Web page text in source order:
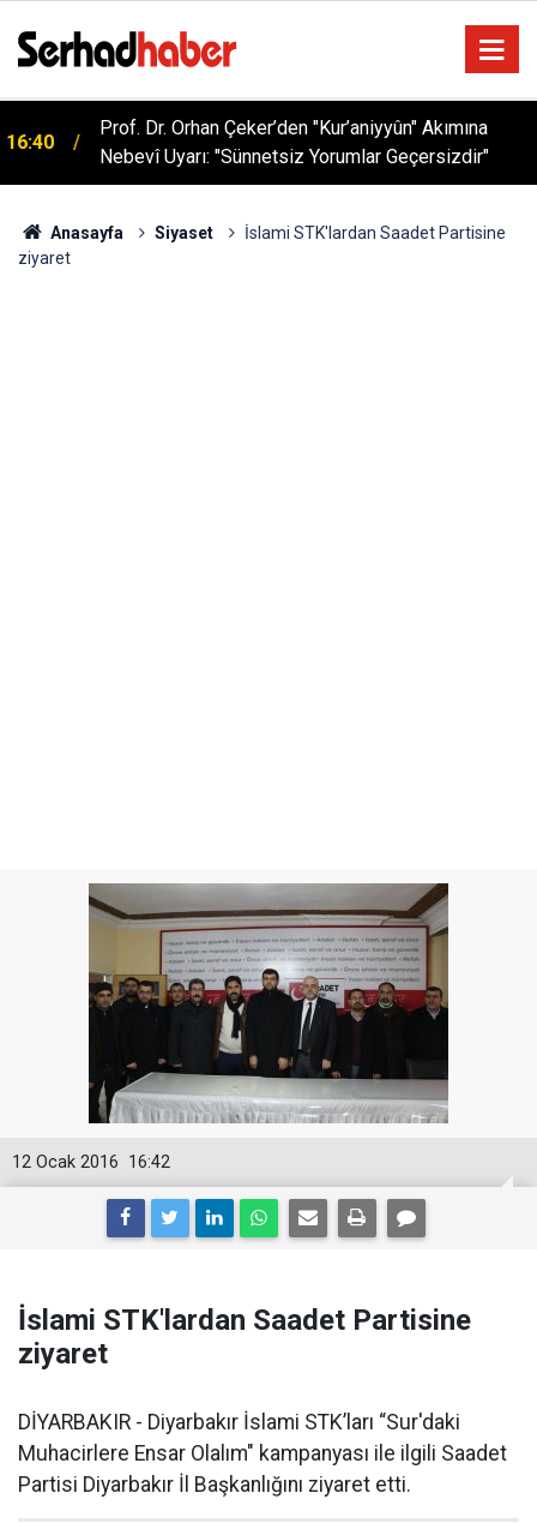
16:40
Prof. Dr. Orhan Çeker’den "Kur’aniyyûn" Akımına
Nebevî Uyarı: "Sünnetsiz Yorumlar Geçersizdir"
Anasayfa Siyaset
İslami STK'lardan Saadet Partisine
ziyaret
16:42
12 Ocak 2016
İslami STK'lardan Saadet Partisine
ziyaret
DİYARBAKIR - Diyarbakır İslami STK’ları “Sur'daki
Muhacirlere Ensar Olalım" kampanyası ile ilgili Saadet
Partisi Diyarbakır İl Başkanlığını ziyaret etti.